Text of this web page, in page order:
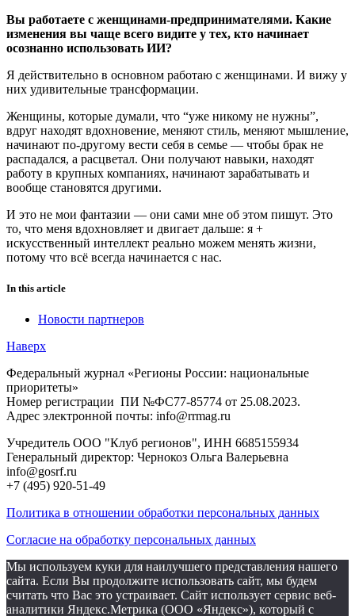
Вы работаете с женщинами-предпринимателями. Какие
изменения вы чаще всего видите у тех, кто начинает
осознанно использовать ИИ?
Я действительно в основном работаю с женщинами. И вижу у
них удивительные трансформации.
Женщины, которые думали, что “уже никому не нужны”,
вдруг находят вдохновение, меняют стиль, меняют мышление,
начинают по-другому вести себя в семье — чтобы брак не
распадался, а расцветал. Они получают навыки, находят
работу в крупных компаниях, начинают зарабатывать и
вообще становятся другими.
И это не мои фантазии — они сами мне об этом пишут. Это
то, что меня вдохновляет и двигает дальше: я +
искусственный интеллект реально можем менять жизни,
потому что всё всегда начинается с нас.
In this article
Новости партнеров
Наверх
Федеральный журнал «Регионы России: национальные
приоритеты»
Номер регистрации ПИ №ФС77-85774 от 25.08.2023.
Адрес электронной почты: info@rrmag.ru
Учредитель ООО "Клуб регионов", ИНН 6685155934
Генеральный директор: Чернокоз Ольга Валерьевна
info@gosrf.ru
+7 (495) 920-51-49
Политика в отношении обработки персональных данных
Согласие на обработку персональных данных
Мы используем куки для наилучшего представления нашего
сайта. Если Вы продолжите использовать сайт, мы будем
считать что Вас это устраивает. Сайт использует сервис веб-
аналитики Яндекс.Метрика (ООО «Яндекс»), который с